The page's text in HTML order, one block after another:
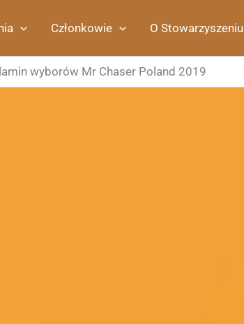
Członkowie O Stowarzyszeniu
wyborów Mr Chaser Poland 2019